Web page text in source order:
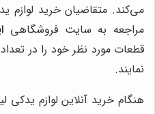
می‌کند. متقاضیان خرید لوازم
مراجعه به سایت فروشگاهی
قطعات مورد نظر خود را در
نمایند.
هنگام خرید آنلاین لوازم یدکی